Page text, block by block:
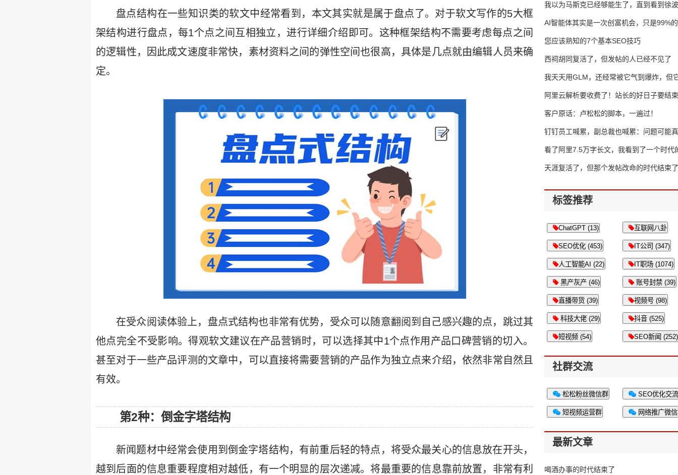
盘点结构在一些知识类的软文中经常看到，本文其实就是属于盘点了。对于软文写作的5大框
架结构进行盘点，每1个点之间互相独立，进行详细介绍即可。这种框架结构不需要考虑每点之间
的逻辑性，因此成文速度非常快，素材资料之间的弹性空间也很高，具体是几点就由编辑人员来确
定。
在受众阅读体验上，盘点式结构也非常有优势，受众可以随意翻阅到自己感兴趣的点，跳过其
他点完全不受影响。得观软文建议在产品营销时，可以选择其中1个点作用产品口碑营销的切入。
甚至对于一些产品评测的文章中，可以直接将需要营销的产品作为独立点来介绍，依然非常自然且
有效。
第2种：倒金字塔结构
新闻题材中经常会使用到倒金字塔结构，有前重后轻的特点，将受众最关心的信息放在开头，
越到后面的信息重要程度相对越低，有一个明显的层次递减。将最重要的信息靠前放置，非常有利
我以为马斯克已经够能生了，直到看到
AI智能体其实是一次创富机会，只是99%
错过了
您应该熟知的7个基本SEO技巧
西祠胡同复活了，但发帖的人已经不见了
我天天用GLM，还经常被它气到爆炸，但
16万亿
阿里云解析要收费了！站长的好日子要结
客户原话：卢松松的脚本，一遍过！
钉钉员工喊累，副总裁也喊累：问题可能
了
看了阿里7.5万字长文，我看到了一个时代
天涯复活了，但那个发帖改命的时代结束了
标签推荐
ChatGPT (13) 互联网八卦
SEO优化 (453) IT公司 (347)
人工智能AI (22) IT职场 (1074)
黑产灰产 (46) 账号封禁 (39)
直播带货 (39) 视频号 (98)
科技大佬 (29) 抖音 (525)
短视频 (54) SEO新闻 (252)
社群交流
松松粉丝微信群 SEO优化交
短视频运营群 网络推广微
最新文章
喝酒办事的时代结束了